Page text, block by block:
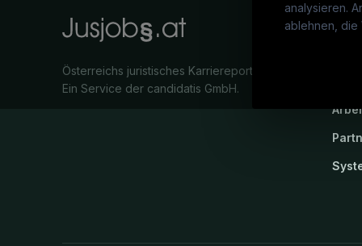
analysieren.
ablehnen, die
Österreichs juristisches Karriereportal.
Ein Service der candidatis GmbH.